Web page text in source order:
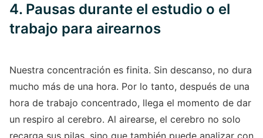
4. Pausas durante el estudio o el
trabajo para airearnos
Nuestra concentración es finita. Sin descanso, no dura
mucho más de una hora. Por lo tanto, después de una
hora de trabajo concentrado, llega el momento de dar
un respiro al cerebro. Al airearse, el cerebro no solo